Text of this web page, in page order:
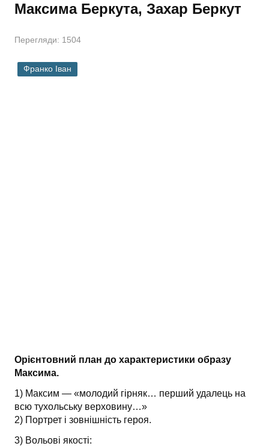
Твори англійською
Максима Беркута, Захар Беркут
Перегляди: 1504
Франко Іван
Орієнтовний план до характеристики образу
Максима.
1) Максим — «молодий гірняк… перший удалець на
всю тухольську верховину…»
2) Портрет і зовнішність героя.
3) Вольові якості: